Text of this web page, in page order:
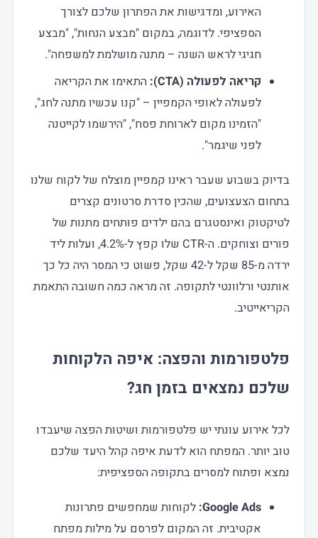
האירוע, ומדגישות את הפתרון שלכם לצורך
הספציפי. לדוגמה, במקום "מבצע הנחות", "מבצע
חגיגי לראש השנה – מתנה מושלמת למשפחה".
קריאה לפעולה (CTA):
התאימו את הקריאה
לפעולה לאופי הקמפיין – "קנו עכשיו מתנה לחג",
"הזמינו מקום לארוחת פסח", "הירשמו לקייטנה
לפני שיגמר".
בדיוק בשבוע שעבר ראינו קמפיין מוצלח של לקוח שלנו
בתחום הצעצועים, שהכין סדרת סרטונים קצרים
לטיקטוק ואינסטגרם בהם ילדים פותחים מתנות של
פורים וצוחקים. ה-CTR שלו קפץ ל-4.2%, ועלות ליד
ירדה מ-85 שקל ל-42 שקל, פשוט כי המסר היה כל כך
אותנטי ורלוונטי לתקופה. זה מראה כמה חשובה התאמת
הקריאייטיב.
פלטפורמות והפצה: איפה הלקוחות
שלכם נמצאים בזמן חג?
לכל אירוע עונתי יש פלטפורמות ושיטות הפצה שיעבדו
טוב יותר. המפתח הוא לדעת איפה קהל היעד שלכם
נמצא ופתוח למסרים בתקופה הספציפית:
Google Ads: לקוחות שמחפשים פתרונות
אקטיבית. זה המקום לפרסם על מילות מפתח